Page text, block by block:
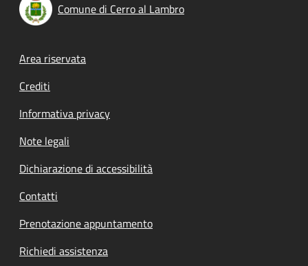
Comune di Cerro al Lambro
Footer menu
Area riservata
Crediti
Informativa privacy
Note legali
Dichiarazione di accessibilità
Contatti
Prenotazione appuntamento
Richiedi assistenza